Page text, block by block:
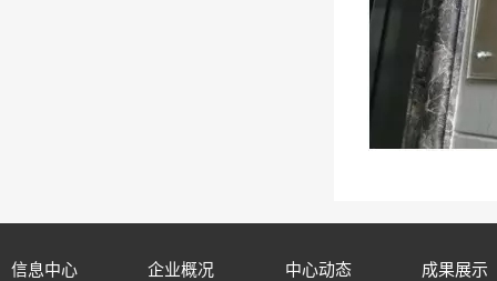
信息中心 企业概况 中心动态 成果展示